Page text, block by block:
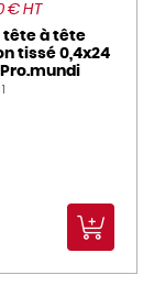
€ HT
tête à tête
tissé 0,4x24